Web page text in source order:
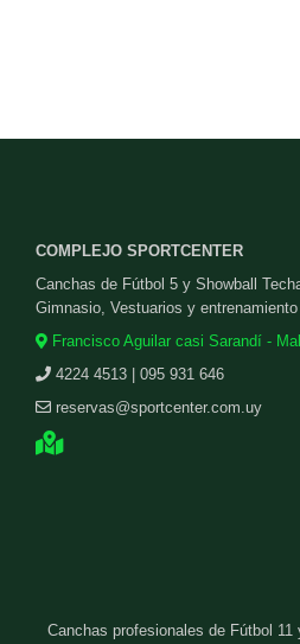
COMPLEJO SPORTCENTER
Canchas de Fútbol 5 y Showball
Gimnasio, Vestuarios y
Francisco Aguilar casi Sarandí -
4224 4513 | 095 931 646
reservas@sportcenter.com.uy
Canchas profesionales de Fútbol